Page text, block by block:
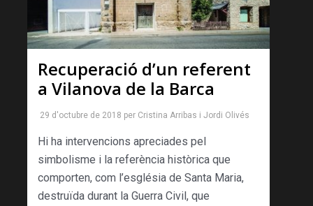
Recuperació d’un referent
a Vilanova de la Barca
29 d'octubre de 2018 per Cristina Arribas i Jordi Olivés
Hi ha intervencions apreciades pel
simbolisme i la referència històrica que
comporten, com l’església de Santa Maria,
destruïda durant la Guerra Civil, que